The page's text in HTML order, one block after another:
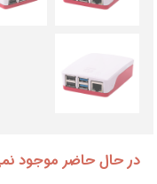
در حال حاضر موجود